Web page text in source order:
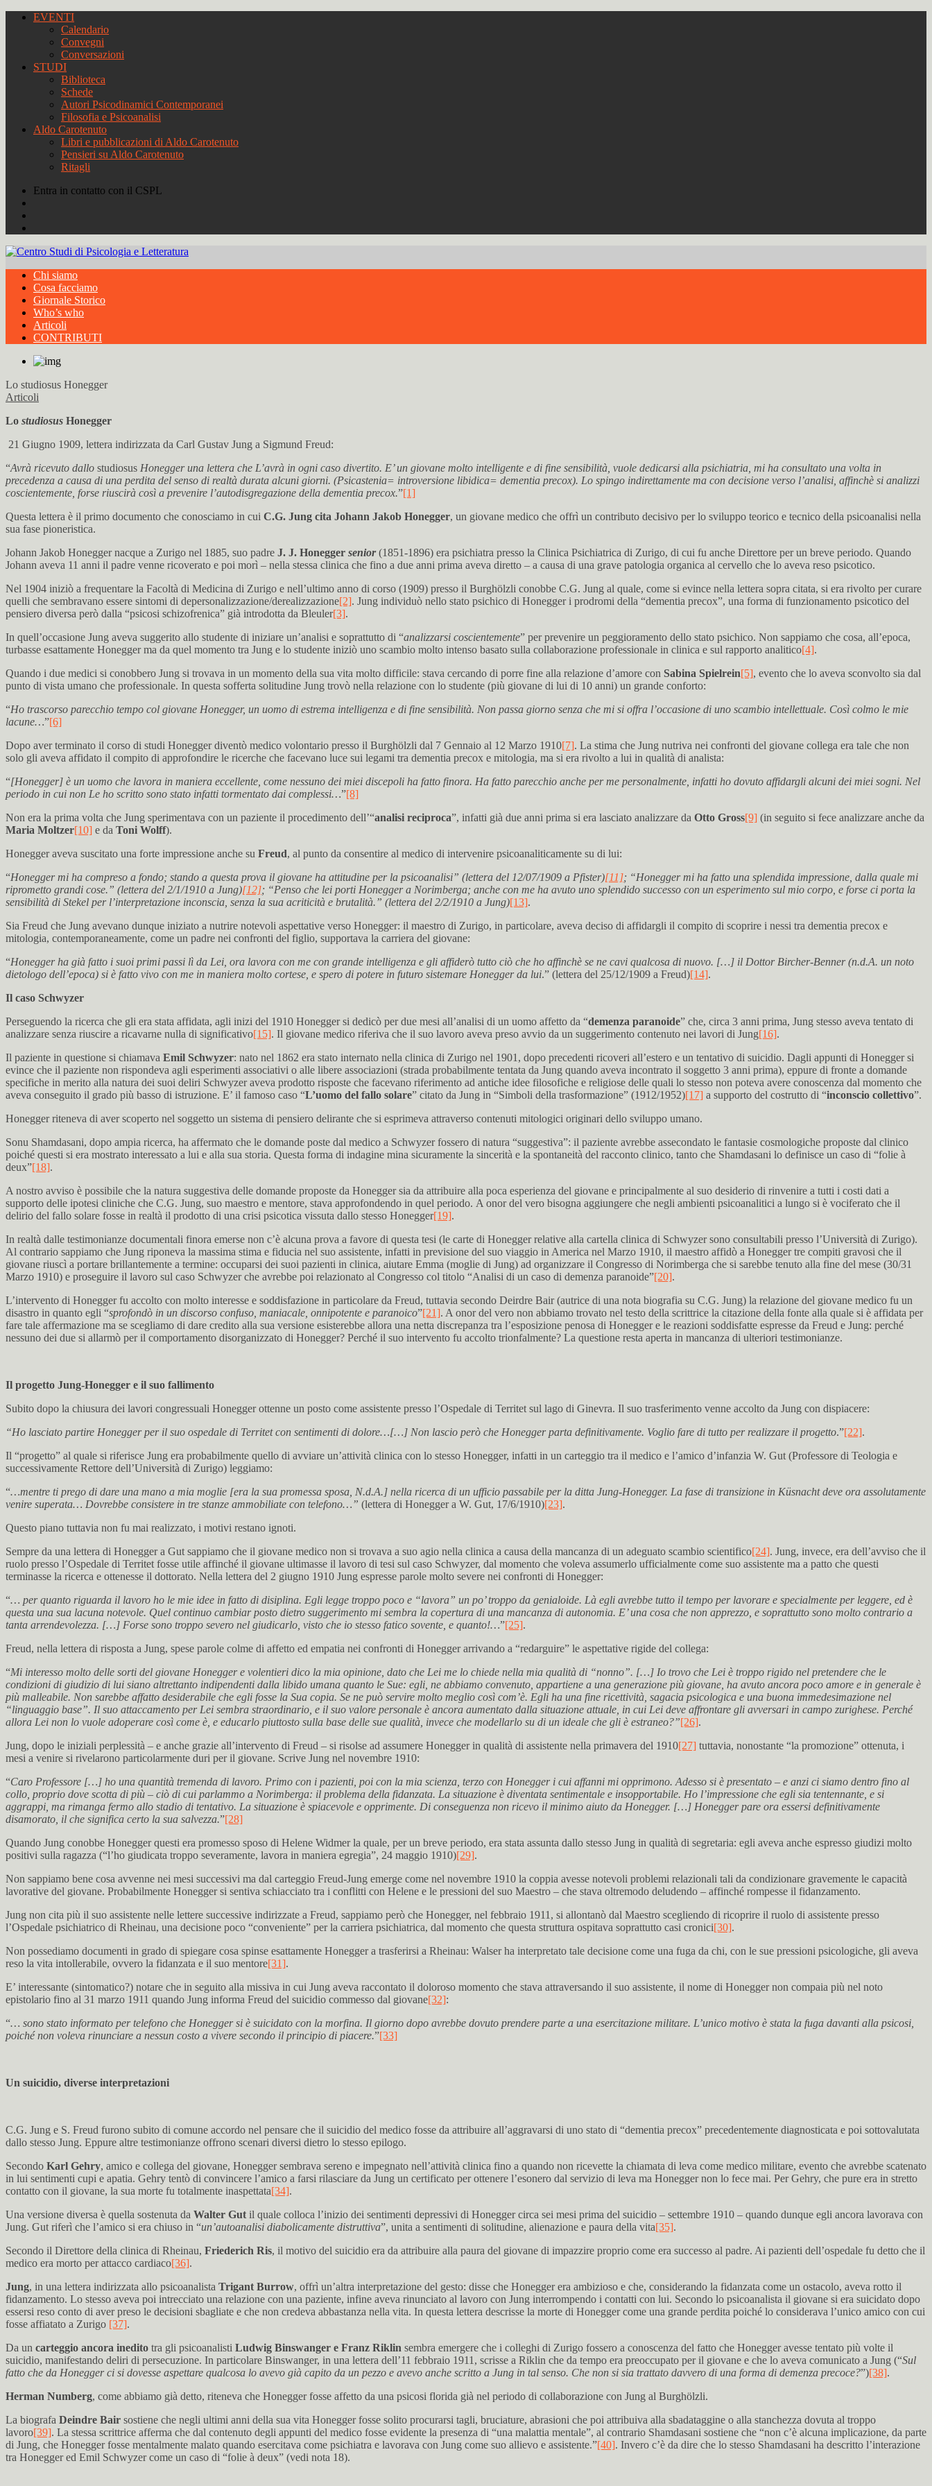
EVENTI
Calendario
Convegni
Conversazioni
STUDI
Biblioteca
Schede
Autori Psicodinamici Contemporanei
Filosofia e Psicoanalisi
Aldo Carotenuto
Libri e pubblicazioni di Aldo Carotenuto
Pensieri su Aldo Carotenuto
Ritagli
Entra in contatto con il CSPL
Chi siamo
Cosa facciamo
Giornale Storico
Who’s who
Articoli
CONTRIBUTI
Lo studiosus Honegger
Articoli
Lo studiosus Honegger
21 Giugno 1909, lettera indirizzata da Carl Gustav Jung a Sigmund Freud:
“Avrà ricevuto dallo studiosus Honegger una lettera che L’avrà in ogni caso divertito. E’ un giovane molto intelligente e di fine sensibilità, vuole dedicarsi alla psichiatria, mi ha consultato una volta in
precedenza a causa di una perdita del senso di realtà durata alcuni giorni. (Psicastenia= introversione libidica= dementia precox). Lo spingo indirettamente ma con decisione verso l’analisi, affinchè si analizzi
coscientemente, forse riuscirà così a prevenire l’autodisgregazione della dementia precox.”[1]
Questa lettera è il primo documento che conosciamo in cui C.G. Jung cita Johann Jakob Honegger, un giovane medico che offrì un contributo decisivo per lo sviluppo teorico e tecnico della psicoanalisi nella
sua fase pioneristica.
Johann Jakob Honegger nacque a Zurigo nel 1885, suo padre J. J. Honegger senior (1851-1896) era psichiatra presso la Clinica Psichiatrica di Zurigo, di cui fu anche Direttore per un breve periodo. Quando
Johann aveva 11 anni il padre venne ricoverato e poi morì – nella stessa clinica che fino a due anni prima aveva diretto – a causa di una grave patologia organica al cervello che lo aveva reso psicotico.
Nel 1904 iniziò a frequentare la Facoltà di Medicina di Zurigo e nell’ultimo anno di corso (1909) presso il Burghölzli conobbe C.G. Jung al quale, come si evince nella lettera sopra citata, si era rivolto per curare
quelli che sembravano essere sintomi di depersonalizzazione/derealizzazione[2]. Jung individuò nello stato psichico di Honegger i prodromi della “dementia precox”, una forma di funzionamento psicotico del
pensiero diversa però dalla “psicosi schizofrenica” già introdotta da Bleuler[3].
In quell’occasione Jung aveva suggerito allo studente di iniziare un’analisi e soprattutto di “analizzarsi coscientemente” per prevenire un peggioramento dello stato psichico. Non sappiamo che cosa, all’epoca,
turbasse esattamente Honegger ma da quel momento tra Jung e lo studente iniziò uno scambio molto intenso basato sulla collaborazione professionale in clinica e sul rapporto analitico[4].
Quando i due medici si conobbero Jung si trovava in un momento della sua vita molto difficile: stava cercando di porre fine alla relazione d’amore con Sabina Spielrein[5], evento che lo aveva sconvolto sia dal
punto di vista umano che professionale. In questa sofferta solitudine Jung trovò nella relazione con lo studente (più giovane di lui di 10 anni) un grande conforto:
“Ho trascorso parecchio tempo col giovane Honegger, un uomo di estrema intelligenza e di fine sensibilità. Non passa giorno senza che mi si offra l’occasione di uno scambio intellettuale. Così colmo le mie
lacune…”[6]
Dopo aver terminato il corso di studi Honegger diventò medico volontario presso il Burghölzli dal 7 Gennaio al 12 Marzo 1910[7]. La stima che Jung nutriva nei confronti del giovane collega era tale che non
solo gli aveva affidato il compito di approfondire le ricerche che facevano luce sui legami tra dementia precox e mitologia, ma si era rivolto a lui in qualità di analista:
“[Honegger] è un uomo che lavora in maniera eccellente, come nessuno dei miei discepoli ha fatto finora. Ha fatto parecchio anche per me personalmente, infatti ho dovuto affidargli alcuni dei miei sogni. Nel
periodo in cui non Le ho scritto sono stato infatti tormentato dai complessi…”[8]
Non era la prima volta che Jung sperimentava con un paziente il procedimento dell’“analisi reciproca”, infatti già due anni prima si era lasciato analizzare da Otto Gross[9] (in seguito si fece analizzare anche da
Maria Moltzer[10] e da Toni Wolff).
Honegger aveva suscitato una forte impressione anche su Freud, al punto da consentire al medico di intervenire psicoanaliticamente su di lui:
“Honegger mi ha compreso a fondo; stando a questa prova il giovane ha attitudine per la psicoanalisi” (lettera del 12/07/1909 a Pfister)[11]; “Honegger mi ha fatto una splendida impressione, dalla quale mi
riprometto grandi cose.” (lettera del 2/1/1910 a Jung)[12]; “Penso che lei porti Honegger a Norimberga; anche con me ha avuto uno splendido successo con un esperimento sul mio corpo, e forse ci porta la
sensibilità di Stekel per l’interpretazione inconscia, senza la sua acriticità e brutalità.” (lettera del 2/2/1910 a Jung)[13].
Sia Freud che Jung avevano dunque iniziato a nutrire notevoli aspettative verso Honegger: il maestro di Zurigo, in particolare, aveva deciso di affidargli il compito di scoprire i nessi tra dementia precox e
mitologia, contemporaneamente, come un padre nei confronti del figlio, supportava la carriera del giovane:
“Honegger ha già fatto i suoi primi passi lì da Lei, ora lavora con me con grande intelligenza e gli affiderò tutto ciò che ho affinchè se ne cavi qualcosa di nuovo. […] il Dottor Bircher-Benner (n.d.A. un noto
dietologo dell’epoca) si è fatto vivo con me in maniera molto cortese, e spero di potere in futuro sistemare Honegger da lui.” (lettera del 25/12/1909 a Freud)[14].
Il caso Schwyzer
Perseguendo la ricerca che gli era stata affidata, agli inizi del 1910 Honegger si dedicò per due mesi all’analisi di un uomo affetto da “demenza paranoide” che, circa 3 anni prima, Jung stesso aveva tentato di
analizzare senza riuscire a ricavarne nulla di significativo[15]. Il giovane medico riferiva che il suo lavoro aveva preso avvio da un suggerimento contenuto nei lavori di Jung[16].
Il paziente in questione si chiamava Emil Schwyzer: nato nel 1862 era stato internato nella clinica di Zurigo nel 1901, dopo precedenti ricoveri all’estero e un tentativo di suicidio. Dagli appunti di Honegger si
evince che il paziente non rispondeva agli esperimenti associativi o alle libere associazioni (strada probabilmente tentata da Jung quando aveva incontrato il soggetto 3 anni prima), eppure di fronte a domande
specifiche in merito alla natura dei suoi deliri Schwyzer aveva prodotto risposte che facevano riferimento ad antiche idee filosofiche e religiose delle quali lo stesso non poteva avere conoscenza dal momento che
aveva conseguito il grado più basso di istruzione. E’ il famoso caso “L’uomo del fallo solare” citato da Jung in “Simboli della trasformazione” (1912/1952)[17] a supporto del costrutto di “inconscio collettivo”.
Honegger riteneva di aver scoperto nel soggetto un sistema di pensiero delirante che si esprimeva attraverso contenuti mitologici originari dello sviluppo umano.
Sonu Shamdasani, dopo ampia ricerca, ha affermato che le domande poste dal medico a Schwyzer fossero di natura “suggestiva”: il paziente avrebbe assecondato le fantasie cosmologiche proposte dal clinico
poiché questi si era mostrato interessato a lui e alla sua storia. Questa forma di indagine mina sicuramente la sincerità e la spontaneità del racconto clinico, tanto che Shamdasani lo definisce un caso di “folie à
deux”[18].
A nostro avviso è possibile che la natura suggestiva delle domande proposte da Honegger sia da attribuire alla poca esperienza del giovane e principalmente al suo desiderio di rinvenire a tutti i costi dati a
supporto delle ipotesi cliniche che C.G. Jung, suo maestro e mentore, stava approfondendo in quel periodo. A onor del vero bisogna aggiungere che negli ambienti psicoanalitici a lungo si è vociferato che il
delirio del fallo solare fosse in realtà il prodotto di una crisi psicotica vissuta dallo stesso Honegger[19].
In realtà dalle testimonianze documentali finora emerse non c’è alcuna prova a favore di questa tesi (le carte di Honegger relative alla cartella clinica di Schwyzer sono consultabili presso l’Università di Zurigo).
Al contrario sappiamo che Jung riponeva la massima stima e fiducia nel suo assistente, infatti in previsione del suo viaggio in America nel Marzo 1910, il maestro affidò a Honegger tre compiti gravosi che il
giovane riuscì a portare brillantemente a termine: occuparsi dei suoi pazienti in clinica, aiutare Emma (moglie di Jung) ad organizzare il Congresso di Norimberga che si sarebbe tenuto alla fine del mese (30/31
Marzo 1910) e proseguire il lavoro sul caso Schwyzer che avrebbe poi relazionato al Congresso col titolo “Analisi di un caso di demenza paranoide”[20].
L’intervento di Honegger fu accolto con molto interesse e soddisfazione in particolare da Freud, tuttavia secondo Deirdre Bair (autrice di una nota biografia su C.G. Jung) la relazione del giovane medico fu un
disastro in quanto egli “sprofondò in un discorso confuso, maniacale, onnipotente e paranoico”[21]. A onor del vero non abbiamo trovato nel testo della scrittrice la citazione della fonte alla quale si è affidata per
fare tale affermazione ma se scegliamo di dare credito alla sua versione esisterebbe allora una netta discrepanza tra l’esposizione penosa di Honegger e le reazioni soddisfatte espresse da Freud e Jung: perché
nessuno dei due si allarmò per il comportamento disorganizzato di Honegger? Perché il suo intervento fu accolto trionfalmente? La questione resta aperta in mancanza di ulteriori testimonianze.
Il progetto Jung-Honegger e il suo fallimento
Subito dopo la chiusura dei lavori congressuali Honegger ottenne un posto come assistente presso l’Ospedale di Territet sul lago di Ginevra. Il suo trasferimento venne accolto da Jung con dispiacere:
“Ho lasciato partire Honegger per il suo ospedale di Territet con sentimenti di dolore…[…] Non lascio però che Honegger parta definitivamente. Voglio fare di tutto per realizzare il progetto.”[22].
Il “progetto” al quale si riferisce Jung era probabilmente quello di avviare un’attività clinica con lo stesso Honegger, infatti in un carteggio tra il medico e l’amico d’infanzia W. Gut (Professore di Teologia e
successivamente Rettore dell’Università di Zurigo) leggiamo:
“…mentre ti prego di dare una mano a mia moglie [era la sua promessa sposa, N.d.A.] nella ricerca di un ufficio passabile per la ditta Jung-Honegger. La fase di transizione in Küsnacht deve ora assolutamente
venire superata… Dovrebbe consistere in tre stanze ammobiliate con telefono…” (lettera di Honegger a W. Gut, 17/6/1910)[23].
Questo piano tuttavia non fu mai realizzato, i motivi restano ignoti.
Sempre da una lettera di Honegger a Gut sappiamo che il giovane medico non si trovava a suo agio nella clinica a causa della mancanza di un adeguato scambio scientifico[24]. Jung, invece, era dell’avviso che il
ruolo presso l’Ospedale di Territet fosse utile affinché il giovane ultimasse il lavoro di tesi sul caso Schwyzer, dal momento che voleva assumerlo ufficialmente come suo assistente ma a patto che questi
terminasse la ricerca e ottenesse il dottorato. Nella lettera del 2 giugno 1910 Jung espresse parole molto severe nei confronti di Honegger:
“… per quanto riguarda il lavoro ho le mie idee in fatto di disiplina. Egli legge troppo poco e “lavora” un po’ troppo da genialoide. Là egli avrebbe tutto il tempo per lavorare e specialmente per leggere, ed è
questa una sua lacuna notevole. Quel continuo cambiar posto dietro suggerimento mi sembra la copertura di una mancanza di autonomia. E’ una cosa che non apprezzo, e soprattutto sono molto contrario a
tanta arrendevolezza. […] Forse sono troppo severo nel giudicarlo, visto che io stesso fatico sovente, e quanto!…”[25].
Freud, nella lettera di risposta a Jung, spese parole colme di affetto ed empatia nei confronti di Honegger arrivando a “redarguire” le aspettative rigide del collega:
“Mi interesso molto delle sorti del giovane Honegger e volentieri dico la mia opinione, dato che Lei me lo chiede nella mia qualità di “nonno”. […] Io trovo che Lei è troppo rigido nel pretendere che le
condizioni di giudizio di lui siano altrettanto indipendenti dalla libido umana quanto le Sue: egli, ne abbiamo convenuto, appartiene a una generazione più giovane, ha avuto ancora poco amore e in generale è
più malleabile. Non sarebbe affatto desiderabile che egli fosse la Sua copia. Se ne può servire molto meglio così com’è. Egli ha una fine ricettività, sagacia psicologica e una buona immedesimazione nel
“linguaggio base”. Il suo attaccamento per Lei sembra straordinario, e il suo valore personale è ancora aumentato dalla situazione attuale, in cui Lei deve affrontare gli avversari in campo zurighese. Perché
allora Lei non lo vuole adoperare così come è, e educarlo piuttosto sulla base delle sue qualità, invece che modellarlo su di un ideale che gli è estraneo?”[26].
Jung, dopo le iniziali perplessità – e anche grazie all’intervento di Freud – si risolse ad assumere Honegger in qualità di assistente nella primavera del 1910[27] tuttavia, nonostante “la promozione” ottenuta, i
mesi a venire si rivelarono particolarmente duri per il giovane. Scrive Jung nel novembre 1910:
“Caro Professore […] ho una quantità tremenda di lavoro. Primo con i pazienti, poi con la mia scienza, terzo con Honegger i cui affanni mi opprimono. Adesso si è presentato – e anzi ci siamo dentro fino al
collo, proprio dove scotta di più – ciò di cui parlammo a Norimberga: il problema della fidanzata. La situazione è diventata sentimentale e insopportabile. Ho l’impressione che egli sia tentennante, e si
aggrappi, ma rimanga fermo allo stadio di tentativo. La situazione è spiacevole e opprimente. Di conseguenza non ricevo il minimo aiuto da Honegger. […] Honegger pare ora essersi definitivamente
disamorato, il che significa certo la sua salvezza.”[28]
Quando Jung conobbe Honegger questi era promesso sposo di Helene Widmer la quale, per un breve periodo, era stata assunta dallo stesso Jung in qualità di segretaria: egli aveva anche espresso giudizi molto
positivi sulla ragazza (“l’ho giudicata troppo severamente, lavora in maniera egregia”, 24 maggio 1910)[29].
Non sappiamo bene cosa avvenne nei mesi successivi ma dal carteggio Freud-Jung emerge come nel novembre 1910 la coppia avesse notevoli problemi relazionali tali da condizionare gravemente le capacità
lavorative del giovane. Probabilmente Honegger si sentiva schiacciato tra i conflitti con Helene e le pressioni del suo Maestro – che stava oltremodo deludendo – affinché rompesse il fidanzamento.
Jung non cita più il suo assistente nelle lettere successive indirizzate a Freud, sappiamo però che Honegger, nel febbraio 1911, si allontanò dal Maestro scegliendo di ricoprire il ruolo di assistente presso
l’Ospedale psichiatrico di Rheinau, una decisione poco “conveniente” per la carriera psichiatrica, dal momento che questa struttura ospitava soprattutto casi cronici[30].
Non possediamo documenti in grado di spiegare cosa spinse esattamente Honegger a trasferirsi a Rheinau: Walser ha interpretato tale decisione come una fuga da chi, con le sue pressioni psicologiche, gli aveva
reso la vita intollerabile, ovvero la fidanzata e il suo mentore[31].
E’ interessante (sintomatico?) notare che in seguito alla missiva in cui Jung aveva raccontato il doloroso momento che stava attraversando il suo assistente, il nome di Honegger non compaia più nel noto
epistolario fino al 31 marzo 1911 quando Jung informa Freud del suicidio commesso dal giovane[32]:
“… sono stato informato per telefono che Honegger si è suicidato con la morfina. Il giorno dopo avrebbe dovuto prendere parte a una esercitazione militare. L’unico motivo è stata la fuga davanti alla psicosi,
poiché non voleva rinunciare a nessun costo a vivere secondo il principio di piacere.”[33]
Un suicidio, diverse interpretazioni
C.G. Jung e S. Freud furono subito di comune accordo nel pensare che il suicidio del medico fosse da attribuire all’aggravarsi di uno stato di “dementia precox” precedentemente diagnosticata e poi sottovalutata
dallo stesso Jung. Eppure altre testimonianze offrono scenari diversi dietro lo stesso epilogo.
Secondo Karl Gehry, amico e collega del giovane, Honegger sembrava sereno e impegnato nell’attività clinica fino a quando non ricevette la chiamata di leva come medico militare, evento che avrebbe scatenato
in lui sentimenti cupi e apatia. Gehry tentò di convincere l’amico a farsi rilasciare da Jung un certificato per ottenere l’esonero dal servizio di leva ma Honegger non lo fece mai. Per Gehry, che pure era in stretto
contatto con il giovane, la sua morte fu totalmente inaspettata[34].
Una versione diversa è quella sostenuta da Walter Gut il quale colloca l’inizio dei sentimenti depressivi di Honegger circa sei mesi prima del suicidio – settembre 1910 – quando dunque egli ancora lavorava con
Jung. Gut riferì che l’amico si era chiuso in “un’autoanalisi diabolicamente distruttiva”, unita a sentimenti di solitudine, alienazione e paura della vita[35].
Secondo il Direttore della clinica di Rheinau, Friederich Ris, il motivo del suicidio era da attribuire alla paura del giovane di impazzire proprio come era successo al padre. Ai pazienti dell’ospedale fu detto che il
medico era morto per attacco cardiaco[36].
Jung, in una lettera indirizzata allo psicoanalista Trigant Burrow, offrì un’altra interpretazione del gesto: disse che Honegger era ambizioso e che, considerando la fidanzata come un ostacolo, aveva rotto il
fidanzamento. Lo stesso aveva poi intrecciato una relazione con una paziente, infine aveva rinunciato al lavoro con Jung interrompendo i contatti con lui. Secondo lo psicoanalista il giovane si era suicidato dopo
essersi reso conto di aver preso le decisioni sbagliate e che non credeva abbastanza nella vita. In questa lettera descrisse la morte di Honegger come una grande perdita poiché lo considerava l’unico amico con cui
fosse affiatato a Zurigo [37].
Da un carteggio ancora inedito tra gli psicoanalisti Ludwig Binswanger e Franz Riklin sembra emergere che i colleghi di Zurigo fossero a conoscenza del fatto che Honegger avesse tentato più volte il
suicidio, manifestando deliri di persecuzione. In particolare Binswanger, in una lettera dell’11 febbraio 1911, scrisse a Riklin che da tempo era preoccupato per il giovane e che lo aveva comunicato a Jung (“Sul
fatto che da Honegger ci si dovesse aspettare qualcosa lo avevo già capito da un pezzo e avevo anche scritto a Jung in tal senso. Che non si sia trattato davvero di una forma di demenza precoce?”)[38].
Herman Numberg, come abbiamo già detto, riteneva che Honegger fosse affetto da una psicosi florida già nel periodo di collaborazione con Jung al Burghölzli.
La biografa Deindre Bair sostiene che negli ultimi anni della sua vita Honegger fosse solito procurarsi tagli, bruciature, abrasioni che poi attribuiva alla sbadataggine o alla stanchezza dovuta al troppo
lavoro[39]. La stessa scrittrice afferma che dal contenuto degli appunti del medico fosse evidente la presenza di “una malattia mentale”, al contrario Shamdasani sostiene che “non c’è alcuna implicazione, da parte
di Jung, che Honegger fosse mentalmente malato quando esercitava come psichiatra e lavorava con Jung come suo allievo e assistente.”[40]. Invero c’è da dire che lo stesso Shamdasani ha descritto l’interazione
tra Honegger ed Emil Schwyzer come un caso di “folie à deux” (vedi nota 18).